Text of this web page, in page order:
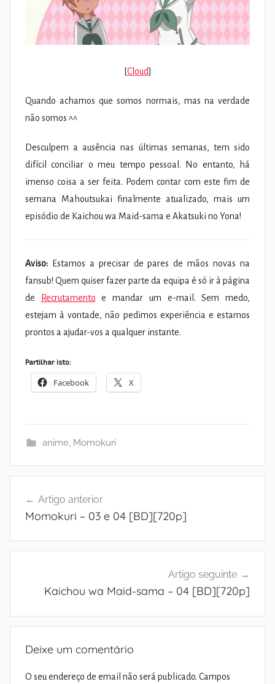
[Cloud]
Quando achamos que somos normais, mas na verdade
não somos ^^
Desculpem a ausência nas últimas semanas, tem sido
difícil conciliar o meu tempo pessoal. No entanto, há
imenso coisa a ser feita. Podem contar com este fim de
semana Mahoutsukai finalmente atualizado, mais um
episódio de Kaichou wa Maid-sama e Akatsuki no Yona!
Aviso: Estamos a precisar de pares de mãos novas na
fansub! Quem quiser fazer parte da equipa é só ir à página
de
Recrutamento e mandar um e-mail. Sem medo,
estejam à vontade, não pedimos experiência e estamos
prontos a ajudar-vos a qualquer instante.
Partilhar isto:
Facebook X
anime, Momokuri
de
Artigo anterior
Momokuri – 03 e 04 [BD][720p]
Artigo seguinte
Kaichou wa Maid-sama – 04 [BD][720p]
Deixe um comentário
O seu endereço de email não será publicado. Campos